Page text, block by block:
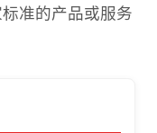
准的产品或服务